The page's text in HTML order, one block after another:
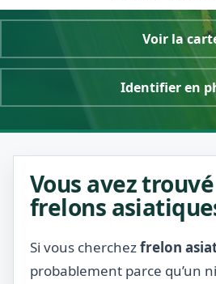
Voir la
Identifier en
Vous avez
frelons
Si vous cherchezfrelon
probablement parce qu’un